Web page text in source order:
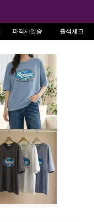
파격세일중 출석체크